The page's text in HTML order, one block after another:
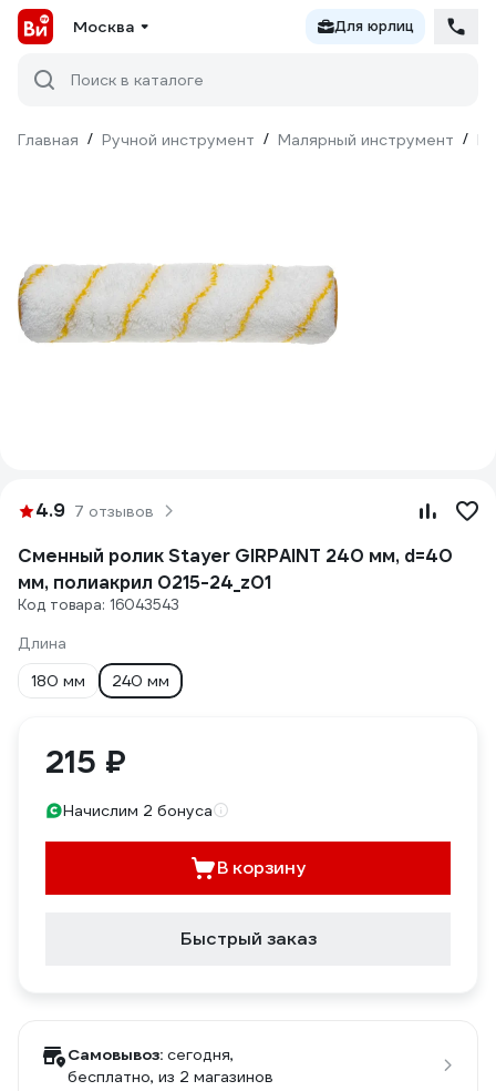
Москва Для юрлиц
Поиск в каталоге
Главная / Ручной инструмент / Малярный инструмент /
4.9 7 отзывов
Сменный ролик Stayer GIRPAINT 240 мм, d=40
мм, полиакрил 0215-24_z01
Код товара: 16043543
Длина
180 мм
240 мм
215 ₽
Начислим 2 бонуса
В корзину
Быстрый заказ
Самовывоз: сегодня,
бесплатно, из 2 магазинов